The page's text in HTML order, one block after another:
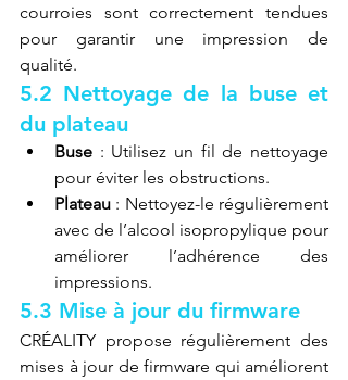
courroies sont correctement tendues
pour garantir une impression de
qualité.
5.2 Nettoyage de la buse et
du plateau
Buse : Utilisez un fil de nettoyage
pour éviter les obstructions.
Plateau : Nettoyez-le régulièrement
avec de l’alcool isopropylique pour
améliorer l’adhérence des
impressions.
5.3 Mise à jour du firmware
CRÉALITY propose régulièrement des
mises à jour de firmware qui améliorent